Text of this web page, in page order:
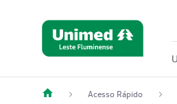
Acesso Rápido